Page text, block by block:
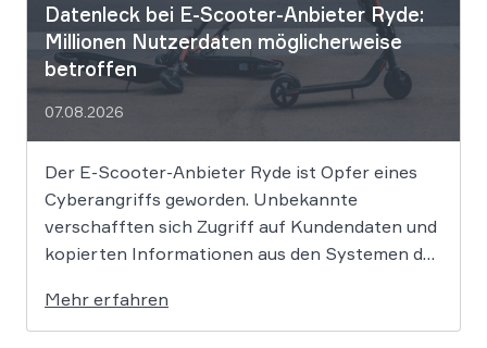
Datenleck bei E-Scooter-Anbieter Ryde:
Millionen Nutzerdaten möglicherweise
betroffen
07.08.2026
Der E-Scooter-Anbieter Ryde ist Opfer eines
Cyberangriffs geworden. Unbekannte
verschafften sich Zugriff auf Kundendaten und
kopierten Informationen aus den Systemen des
für Betroffene hat, ist derzeit noch nicht
vollständig absehbar. Der Mobilitätsanbieter
Mehr erfahren